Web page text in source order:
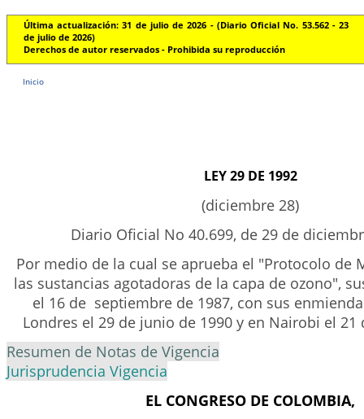
Última actualización: 31 de julio de 2026 - (Diario Oficial No. 53.562 - 23
de julio de 2026)
Derechos de autor reservados - Prohibida su reproducción
Inicio
LEY 29 DE 1992
(diciembre 28)
Diario Oficial No 40.699, de 29 de
Por medio de la cual se aprueba el "Protocolo de
las sustancias agotadoras de la capa de ozono",
el 16 de septiembre de 1987, con sus
Londres el 29 de junio de 1990 y en Nairobi el 21
Resumen de Notas de Vigencia
Jurisprudencia Vigencia
EL CONGRESO DE COLOMBIA,